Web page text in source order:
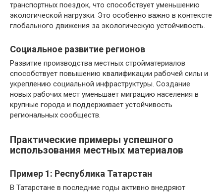
транспортных поездок, что способствует уменьшению
экологической нагрузки. Это особенно важно в контексте
глобального движения за экологическую устойчивость.
Социальное развитие регионов
Развитие производства местных стройматериалов
способствует повышению квалификации рабочей силы и
укреплению социальной инфраструктуры. Создание
новых рабочих мест уменьшает миграцию населения в
крупные города и поддерживает устойчивость
региональных сообществ.
Практические примеры успешного
использования местных материалов
Пример 1: Республика Татарстан
В Татарстане в последние годы активно внедряют